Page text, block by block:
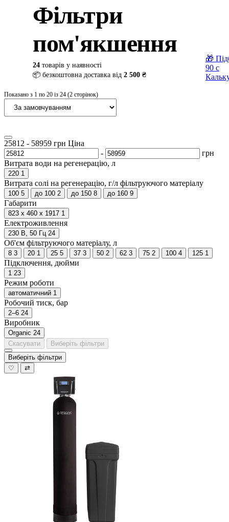
Фільтри
пом'якшення
24 товарів у наявності
📦 безкоштовна доставка від 2 500 ₴
🎁
90 с
Показано з 1 по 20 із 24 (2 сторінок)
25812 - 58959 грн Ціна
-
грн
Витрата води на регенерацію, л
220 1
Витрата солі на регенерацію, г/л фільтруючого матеріалу
100 5 до 100 2 до 150 8 до 160 9
Габарити
823 х 460 х 1917 1
Електроживлення
230 В, 50 Гц 24
Об'єм фільтруючого матеріалу, л
8 3 20 1 25 5 37 3 50 2 62 3 75 2 100 4 125 1
Підключення, дюйми
1 23
Режим роботи
автоматичний 1
Робочий тиск, бар
2–6 24
Виробник
Organic 24
Скасувати
Виберіть фільтри
Виберіть фільтри
♡
⇄